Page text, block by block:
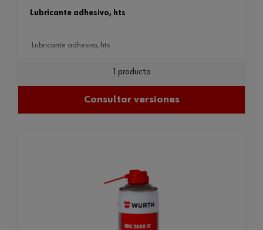
lubricante adhesivo, hts
lubricante adhesivo, hts
1 producto
Consultar versiones